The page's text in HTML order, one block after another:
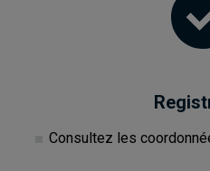
Consultez les